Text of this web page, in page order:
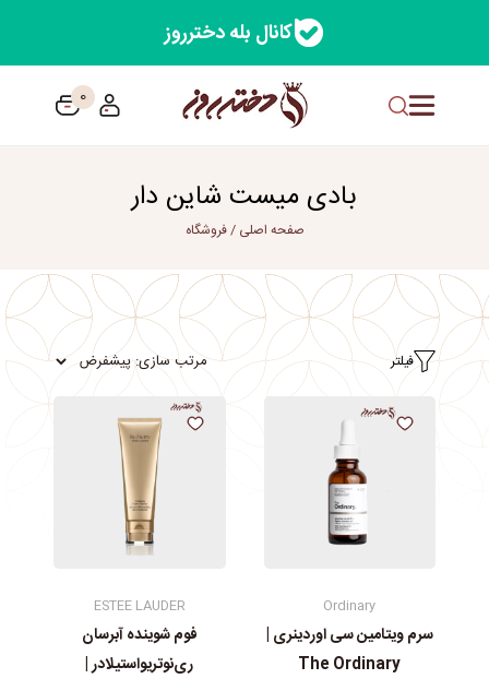
کانال بله دخترروز
0
بادی میست شاین دار
صفحه اصلی /فروشگاه
فیلتر
Ordinary
سرم ویتامین سی اوردینری |
The Ordinary
ESTEE LAUDER
فوم شوینده آبرسان
ری‌نوتریواستیلادر |